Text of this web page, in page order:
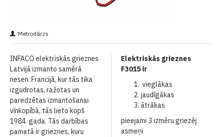
Metrodārzs
INFACO elektriskās grieznes
Latvijā izmanto samērā
nesen. Francijā, kur tās tika
izgudrotas, ražotas un
paredzētas izmantošanai
vīnkopībā, tās lieto kopš
1984. gada. Tās darbības
pamatā ir grieznes, kuru
Elektriskās grieznes
F3015 ir
vieglākas
jaudīgākas
ātrākas
pieejami 3 izmēru griezēj
asmeņi